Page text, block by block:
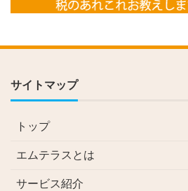
サイトマップ
トップ
エムテラスとは
サービス紹介